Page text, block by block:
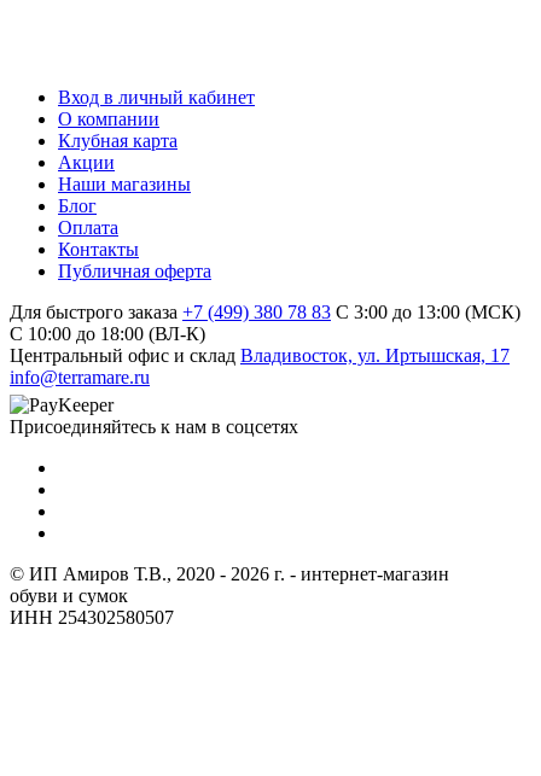
Вход в личный кабинет
О компании
Клубная карта
Акции
Наши магазины
Блог
Оплата
Контакты
Публичная оферта
Для быстрого заказа +7 (499) 380 78 83 С 3:00 до 13:00 (МСК)
C 10:00 до 18:00 (ВЛ-К)
Центральный офис и склад Владивосток, ул. Иртышская, 17
info@terramare.ru
Присоединяйтесь к нам в соцсетях
© ИП Амиров Т.В., 2020 - 2026 г. - интернет-магазин
обуви и сумок
ИНН 254302580507